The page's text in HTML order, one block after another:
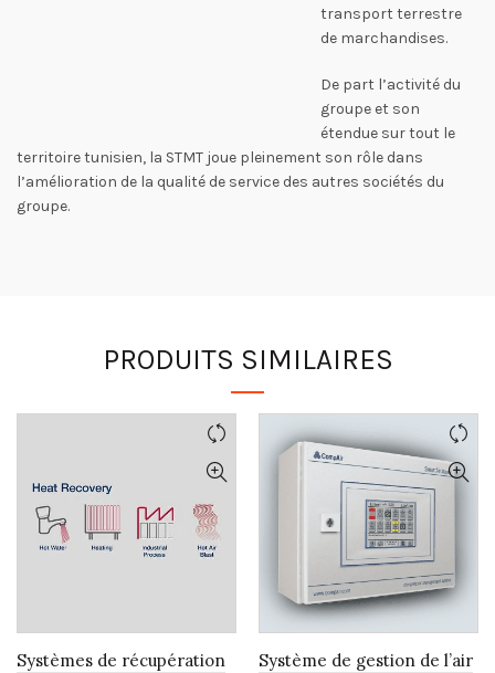
transport terrestre
de marchandises.
De part l’activité du
groupe et son
étendue sur tout le
territoire tunisien, la STMT joue pleinement son rôle dans
l’amélioration de la qualité de service des autres sociétés du
groupe.
PRODUITS SIMILAIRES
Systèmes de récupération
Système de gestion de l’air